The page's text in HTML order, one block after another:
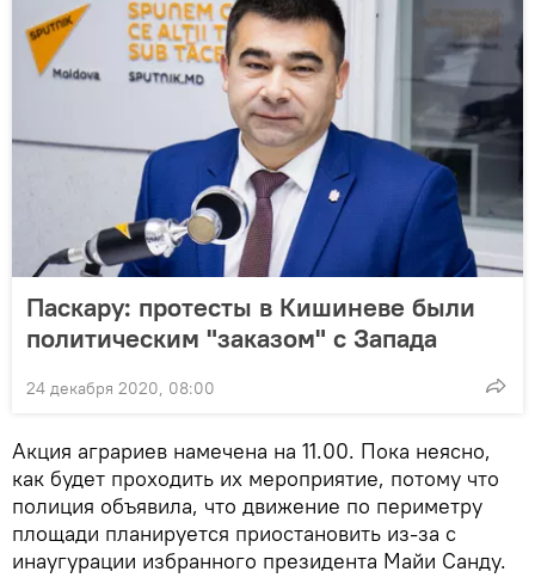
Паскару: протесты в Кишиневе были
политическим "заказом" с Запада
24 декабря 2020, 08:00
Акция аграриев намечена на 11.00. Пока неясно,
как будет проходить их мероприятие, потому что
полиция объявила, что движение по периметру
площади планируется приостановить из-за с
инаугурации избранного президента Майи Санду.